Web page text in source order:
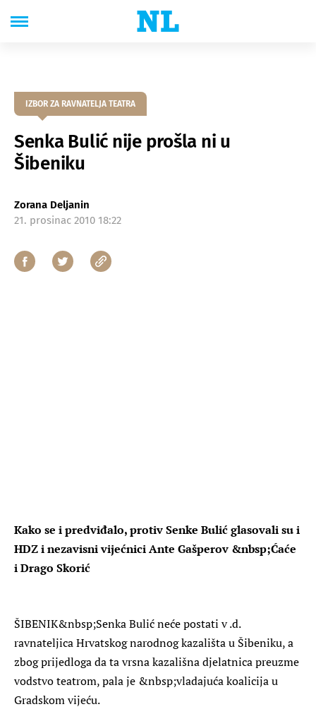
IZBOR ZA RAVNATELJA TEATRA
Senka Bulić nije prošla ni u
Šibeniku
Zorana Deljanin
21. prosinac 2010 18:22
Kako se i predviđalo, protiv Senke Bulić glasovali su i
HDZ i nezavisni vijećnici Ante Gašperov &nbsp;Ćaće
i Drago Skorić
ŠIBENIK&nbsp;Senka Bulić neće postati v .d.
ravnateljica Hrvatskog narodnog kazališta u Šibeniku, a
zbog prijedloga da ta vrsna kazališna djelatnica preuzme
vodstvo teatrom, pala je &nbsp;vladajuća koalicija u
Gradskom vijeću.